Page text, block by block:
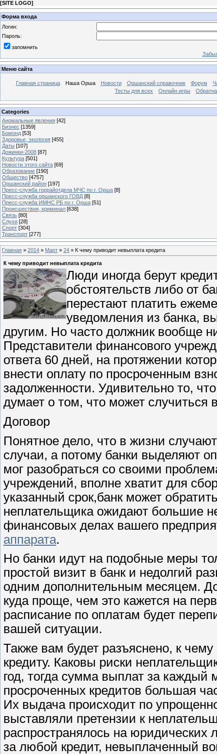
[SITE LOGO]
Форма входа
Логин:
Пароль:
запомнить
Меню сайта
Главная страница Наша Орша Новости Оршанский справочник Форум
Тесты для всех
Онлайн игры
Categories
Аномальные явления [42]
Бизнес [1359]
Бомонд [53]
Здоровье, экология [455]
Даты [107]
Дожинки-2008 [87]
Культура [501]
Новости этого сайта [69]
Образование [190]
Общество [4757]
Оршанский район [197]
Пресс-служба горрайотдела МЧС по г. Орша [8]
Пресс-служба оршанского ГОВД [8]
Пресс-служба ИМНС РБ по г. Орша [51]
Проиcшествия, криминал [638]
Связь [80]
Слухи [28]
Спорт [304]
Транспорт [277]
Главная » 2014 » Март » 24 » К чему приводит невыплата кредита
К чему приводит невыплата кредита
Люди иногда берут
обстоятельств либо от
перестают платить
уведомления из банка,
другим. Но часто должник вообще
Представители финансового
ответа 60 дней, на протяжении
внести оплату по просроченным
задолженности. Удивительно то,
думает о том, что может случиться
Договор
Понятное дело, что в жизни
случаи, а потому банки выделяют
мог разобраться со своими
учреждений, вполне хватит для
указанный срок,банк может
неплательщика ожидают большие
финансовых делах вашего
аппарата.
Но банки идут на подобные меры
простой визит в банк и недолгий
одним дополнительным месяцем.
куда проще, чем это кажется на
расписание по оплатам будет
вашей ситуации.
Также вам будет разъяснено, к
кредиту. Каковы риски
год, тогда сумма выплат за
просроченных кредитов большая
Их выдача происходит по
выставляли претензии к
распространялось на юридических
за любой кредит, невыплаченный